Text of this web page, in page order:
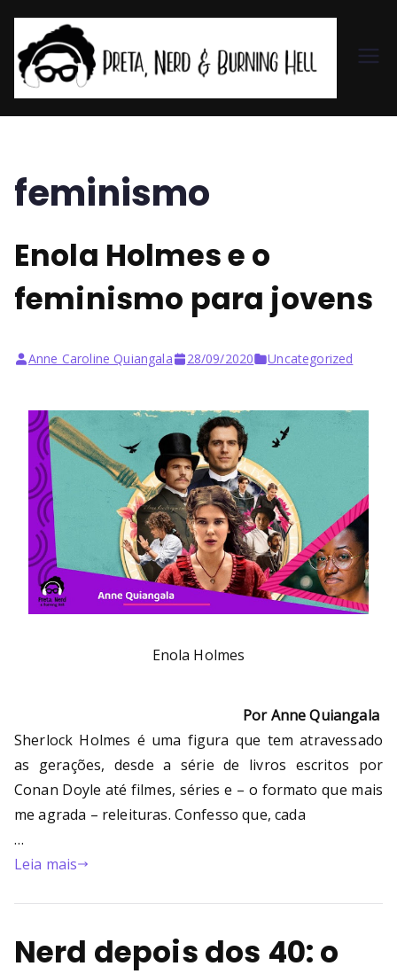
et
d
&
Bu
rni
ng
He
ll
feminismo
Enola Holmes e o
feminismo para jovens
Anne Caroline Quiangala 28/09/2020 Uncategorized
Enola Holmes
Por Anne Quiangala
Sherlock Holmes é uma figura que tem atravessado
as gerações, desde a série de livros escritos por
Conan Doyle até filmes, séries e – o formato que mais
me agrada – releituras. Confesso que, cada
…
Leia mais
Nerd depois dos 40: o